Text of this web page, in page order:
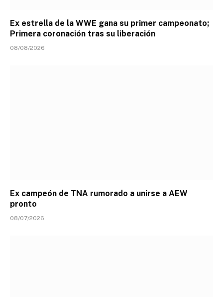
Ex estrella de la WWE gana su primer campeonato;
Primera coronación tras su liberación
08/08/2026
Ex campeón de TNA rumorado a unirse a AEW
pronto
08/07/2026